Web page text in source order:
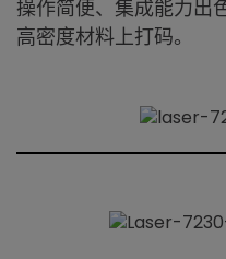
操作简便、集成能力出
高密度材料上打码。